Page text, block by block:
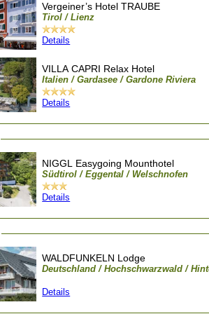
Vergeiner’s Hotel TRAUBE
Tirol / Lienz
Details
VILLA CAPRI Relax Hotel
Italien / Gardasee / Gardone Riviera
Details
NIGGL Easygoing Mounthotel
Südtirol / Eggental / Welschnofen
Details
WALDFUNKELN Lodge
Deutschland / Hochschwarzwald /
Details